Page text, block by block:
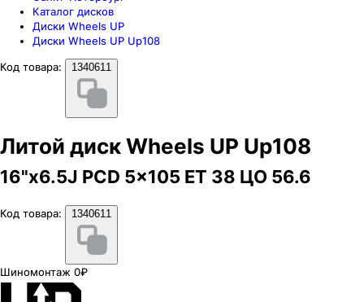
Каталог дисков
Диски Wheels UP
Диски Wheels UP Up108
Код товара:
1340611
Литой диск Wheels UP Up108
16"x6.5J PCD 5x105 ЕТ 38 ЦО 56.6
Код товара: 1340611
Шиномонтаж 0₽